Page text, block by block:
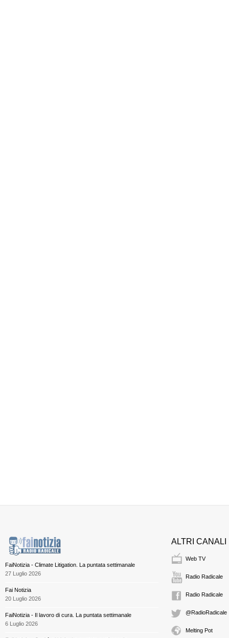
FaiNotizia - Climate Litigation. La puntata settimanale
27 Luglio 2026
Fai Notizia
20 Luglio 2026
FaiNotizia - Il lavoro di cura. La puntata settimanale
6 Luglio 2026
ALTRI CANALI
Web TV
Radio Radicale
Radio Radicale
@RadioRadicale
Melting Pot